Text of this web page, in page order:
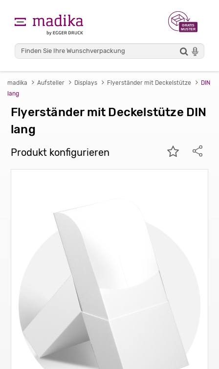
madika Aufsteller Displays Flyerständer mit Deckelstütze
DIN
lang
Flyerständer mit Deckelstütze DIN
lang
Produkt konfigurieren